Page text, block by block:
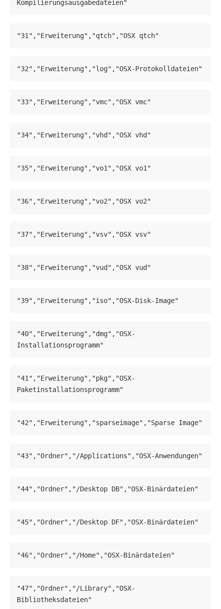
Kompilierungsausgabedateien"
"31","Erweiterung","qtch","OSX qtch"
"32","Erweiterung","log","OSX-Protokolldateien"
"33","Erweiterung","vmc","OSX vmc"
"34","Erweiterung","vhd","OSX vhd"
"35","Erweiterung","vo1","OSX vo1"
"36","Erweiterung","vo2","OSX vo2"
"37","Erweiterung","vsv","OSX vsv"
"38","Erweiterung","vud","OSX vud"
"39","Erweiterung","iso","OSX-Disk-Image"
"40","Erweiterung","dmg","OSX-
Installationsprogramm"
"41","Erweiterung","pkg","OSX-
Paketinstallationsprogramm"
"42","Erweiterung","sparseimage","Sparse Image"
"43","Ordner","/Applications","OSX-Anwendungen"
"44","Ordner","/Desktop DB","OSX-Binärdateien"
"45","Ordner","/Desktop DF","OSX-Binärdateien"
"46","Ordner","/Home","OSX-Binärdateien"
"47","Ordner","/Library","OSX-
Bibliotheksdateien"